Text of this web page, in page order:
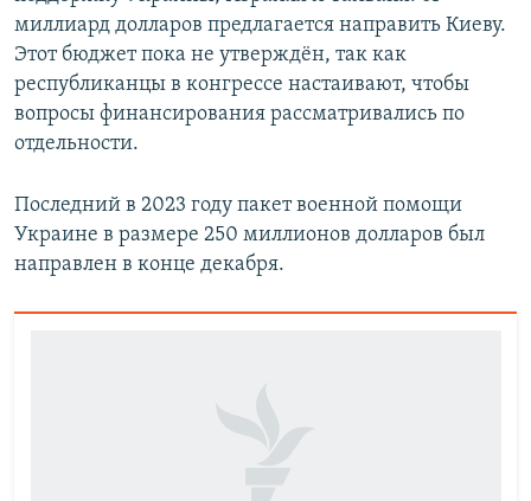
миллиард долларов предлагается направить Киеву.
Этот бюджет пока не утверждён, так как
республиканцы в конгрессе настаивают, чтобы
вопросы финансирования рассматривались по
отдельности.
Последний в 2023 году пакет военной помощи
Украине в размере 250 миллионов долларов был
направлен в конце декабря.